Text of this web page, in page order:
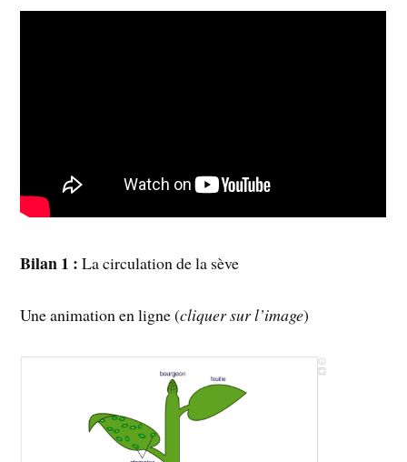
Bilan 1 : La circulation de la sève
Une animation en ligne (cliquer sur l’image)